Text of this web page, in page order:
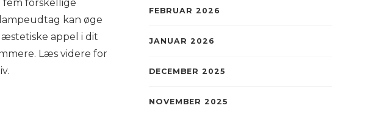
fem forskellige
kan øge
appel i dit
Læs videre for
FEBRUAR 2026
JANUAR 2026
DECEMBER 2025
NOVEMBER 2025